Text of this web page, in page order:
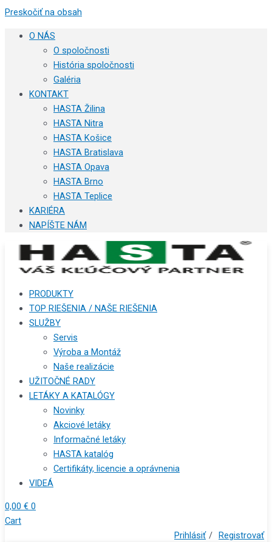
Preskočiť na obsah
O NÁS
O spoločnosti
História spoločnosti
Galéria
KONTAKT
HASTA Žilina
HASTA Nitra
HASTA Košice
HASTA Bratislava
HASTA Opava
HASTA Brno
HASTA Teplice
KARIÉRA
NAPÍŠTE NÁM
PRODUKTY
TOP RIEŠENIA / NAŠE RIEŠENIA
SLUŽBY
Servis
Výroba a Montáž
Naše realizácie
UŽITOČNÉ RADY
LETÁKY A KATALÓGY
Novinky
Akciové letáky
Informačné letáky
HASTA katalóg
Certifikáty, licencie a oprávnenia
VIDEÁ
0,00 € 0
Cart
Prihlásiť / Registrovať